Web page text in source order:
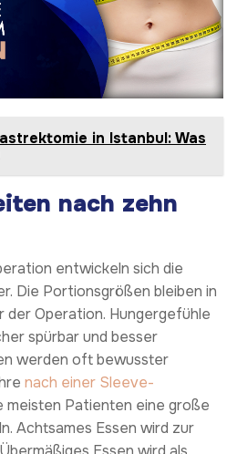
in Istanbul: Was
nach zehn
entwickeln sich die
Die Portionsgrößen bleiben in
der Operation. Hungergefühle
spürbar und besser
werden oft bewusster
nach einer Sleeve-
meisten Patienten eine große
Achtsames Essen wird zur